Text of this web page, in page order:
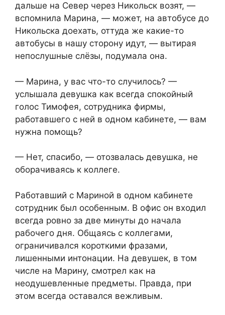
дальше на Север через Никольск возят, —
вспомнила Марина, — может, на автобусе до
Никольска доехать, оттуда же какие-то
автобусы в нашу сторону идут, — вытирая
непослушные слёзы, подумала она.
— Марина, у вас что-то случилось? —
услышала девушка как всегда спокойный
голос Тимофея, сотрудника фирмы,
работавшего с ней в одном кабинете, — вам
нужна помощь?
— Нет, спасибо, — отозвалась девушка, не
оборачиваясь к коллеге.
Работавший с Мариной в одном кабинете
сотрудник был особенным. В офис он входил
всегда ровно за две минуты до начала
рабочего дня. Общаясь с коллегами,
ограничивался короткими фразами,
лишенными интонации. На девушек, в том
числе на Марину, смотрел как на
неодушевленные предметы. Правда, при
этом всегда оставался вежливым.